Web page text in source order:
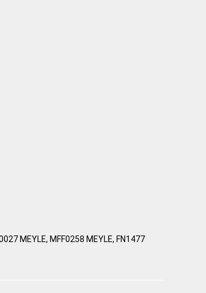
MEYLE, MFF0258 MEYLE, FN1477